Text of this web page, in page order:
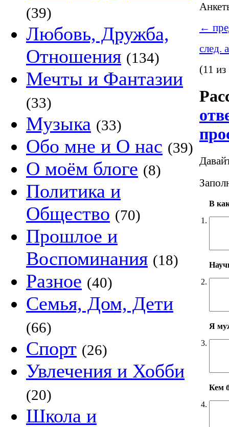
(39)
Любовь, Дружба,
Отношения (134)
Мечты и Фантазии
(33)
Музыка (33)
Обо мне и О нас (39)
О моём блоге (8)
Политика и
Общество (70)
Прошлое и
Воспоминания (18)
Разное (40)
Семья, Дом, Дети
(66)
Спорт (26)
Увлечения и Хобби
(20)
Школа и
←
след.
(11
1.
В
2.
3.
Я
4.
Кем